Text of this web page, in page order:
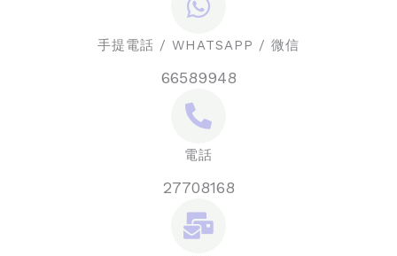
手提電話 / WHATSAPP / 微信
66589948
電話
27708168